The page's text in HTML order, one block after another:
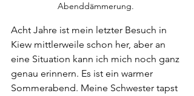
Abenddämmerung.
Acht Jahre ist mein letzter Besuch in
Kiew mittlerweile schon her, aber an
eine Situation kann ich mich noch ganz
genau erinnern. Es ist ein warmer
Sommerabend. Meine Schwester tapst